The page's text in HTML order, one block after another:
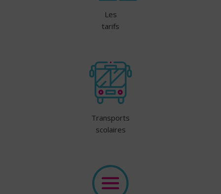
Les
tarifs
Transports
scolaires